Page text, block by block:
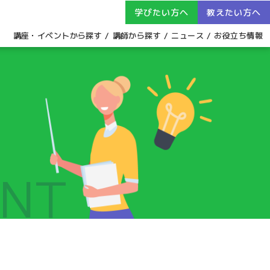
学びたい方へ 教えたい方へ
講座・イベントから探す 講師から探す ニュース お役立ち情報